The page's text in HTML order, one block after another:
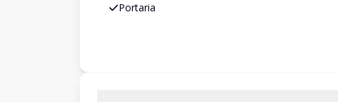
Portaria